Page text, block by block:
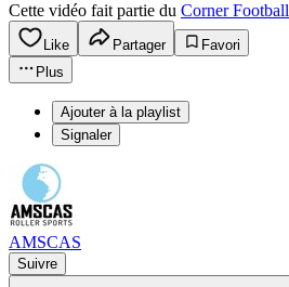
Cette vidéo fait partie du Corner Football
Like Partager
Favori
Plus
Ajouter à la playlist
Signaler
AMSCAS
Suivre